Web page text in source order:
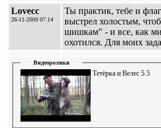
Lovecc
26-11-2009 07:14
Ты практик, тебе и
выстрел холостым,
шишкам" - и все, как
охотился. Для моих
Видеоролики
Тетёрка и Велес 5.5